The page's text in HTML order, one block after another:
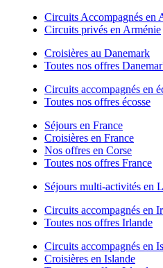
Circuits Accompagnés en
Circuits privés en Arménie
Croisières au Danemark
Toutes nos offres
Circuits accompagnés en
Toutes nos offres écosse
Séjours en France
Croisières en France
Nos offres en Corse
Toutes nos offres France
Séjours multi-activités en
Circuits accompagnés en
Toutes nos offres Irlande
Circuits accompagnés en
Croisières en Islande